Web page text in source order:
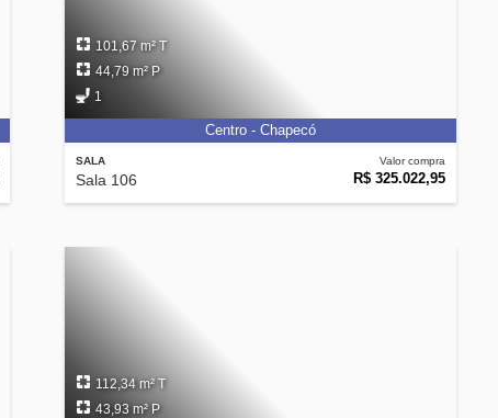
SALA
Sala 106
Valor compra
R$ 325.022,95
101,67 m² T
44,79 m² P
1
Centro - Chapecó
112,34 m² T
43,93 m² P